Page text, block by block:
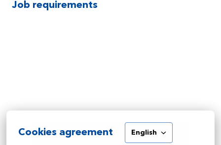
Cookies agreement English
Job requirements
Apply